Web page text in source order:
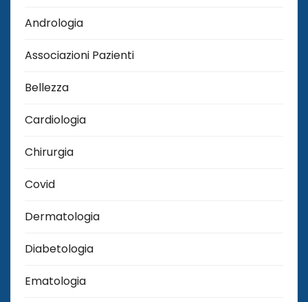
Andrologia
Associazioni Pazienti
Bellezza
Cardiologia
Chirurgia
Covid
Dermatologia
Diabetologia
Ematologia